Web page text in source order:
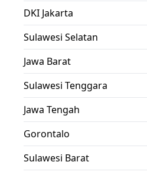
DKI Jakarta
Sulawesi Selatan
Jawa Barat
Sulawesi Tenggara
Jawa Tengah
Gorontalo
Sulawesi Barat